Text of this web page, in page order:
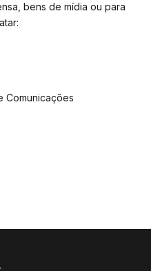
bens de mídia ou para
Comunicações